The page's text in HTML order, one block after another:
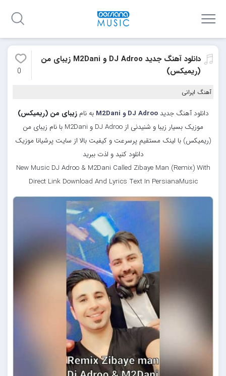
دانلود آهنگ جدید DJ Adroo و M2Dani زیبای من
(ریمیکس)
0
آهنگ ایرانی
دانلود آهنگ جدیدDJ Adroo و M2Dani به نامزیبای من (ریمیکس)
موزیک بسیار زیبا و شنیدنی از DJ Adroo و M2Dani با نام زیبای من
(ریمیکس) با لینک مستقیم پرسرعت و کیفیت بالا از سایت پرشیانا موزیک
دانلود کنید و لذت ببرید
New Music DJ Adroo & M2Dani Called Zibaye Man (Remix) With
Direct Link Download And Lyrics Text In PersianaMusic